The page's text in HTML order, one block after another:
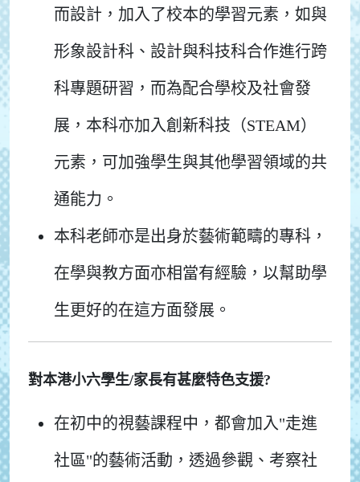
而設計，加入了校本的學習元素，如與
形象設計科、設計與科技科合作進行跨
科專題研習，而為配合學校及社會發
展，本科亦加入創新科技（STEAM）
元素，可加強學生與其他學習領域的共
通能力。
本科老師亦是出身於藝術範疇的專科，
在學與教方面亦相當有經驗，以幫助學
生更好的在這方面發展。
對本港小六學生/家長有甚麼特色支援?
在初中的視藝課程中，都會加入"走進
社區"的藝術活動，透過參觀、考察社